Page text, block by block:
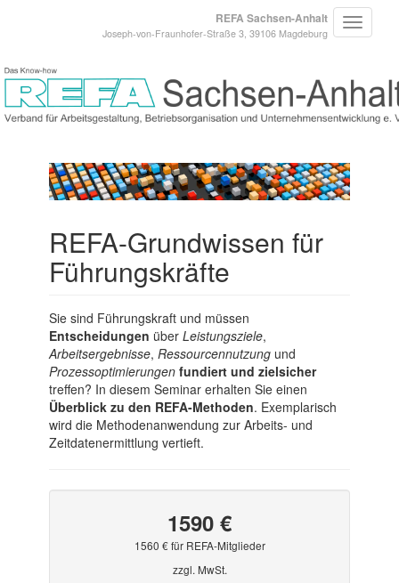
REFA Sachsen-Anhalt
Joseph-von-Fraunhofer-Straße 3, 39106 Magdeburg
REFA-Grundwissen für
Führungskräfte
Sie sind Führungskraft und müssen
Entscheidungen über Leistungsziele,
Arbeitsergebnisse, Ressourcennutzung und
Prozessoptimierungen fundiert und zielsicher
treffen? In diesem Seminar erhalten Sie einen
Überblick zu den REFA-Methoden. Exemplarisch
wird die Methodenanwendung zur Arbeits- und
Zeitdatenermittlung vertieft.
1590 €
1560 € für REFA-Mitglieder
zzgl. MwSt.